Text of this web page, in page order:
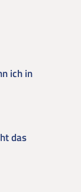
ich in
das